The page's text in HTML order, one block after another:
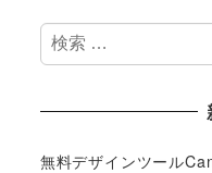
検
索
無料デザインツール